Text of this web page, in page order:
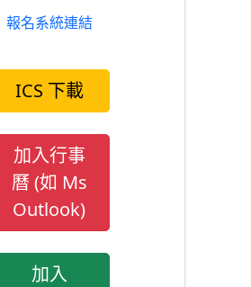
報名系統連結
ICS 下載
加入行事
曆 (如 Ms
Outlook)
加入